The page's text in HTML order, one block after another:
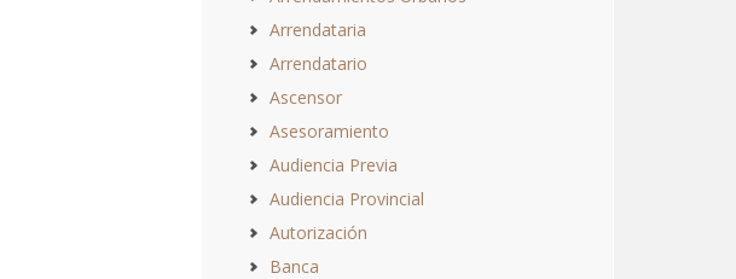
Arrendataria
Arrendatario
Ascensor
Asesoramiento
Audiencia Previa
Audiencia Provincial
Autorización
Banca